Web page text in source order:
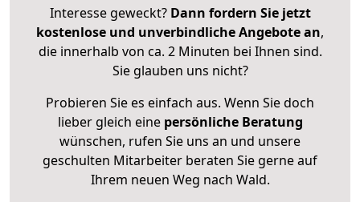
Interesse geweckt? Dann fordern Sie jetzt
kostenlose und unverbindliche Angebote an,
die innerhalb von ca. 2 Minuten bei Ihnen sind.
Sie glauben uns nicht?
Probieren Sie es einfach aus. Wenn Sie doch
lieber gleich eine persönliche Beratung
wünschen, rufen Sie uns an und unsere
geschulten Mitarbeiter beraten Sie gerne auf
Ihrem neuen Weg nach Wald.